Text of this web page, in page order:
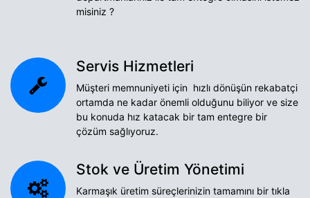
misiniz ?
Servis Hizmetleri
Müşteri memnuniyeti için hızlı dönüşün rekabatçi
ortamda ne kadar önemli olduğunu biliyor ve size
bu konuda hız katacak bir tam entegre bir
çözüm sağlıyoruz.
Stok ve Üretim Yönetimi
Karmaşık üretim süreçlerinizin tamamını bir tıkla